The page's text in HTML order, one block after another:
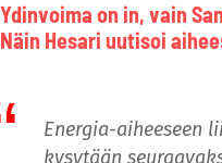
Ydinvoima on in, vain
Näin Hesari uutisoi
Energia-aiheeseen
kysytään